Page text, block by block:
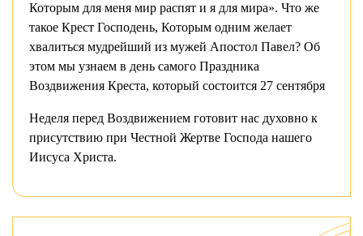
Которым для меня мир распят и я для мира». Что же
такое Крест Господень, Которым одним желает
хвалиться мудрейший из мужей Апостол Павел? Об
этом мы узнаем в день самого Праздника
Воздвижения Креста, который состоится 27 сентября
Неделя перед Воздвижением готовит нас духовно к
присутствию при Честной Жертве Господа нашего
Иисуса Христа.